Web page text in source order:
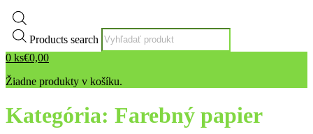
Products search
0 ks€0,00
Žiadne produkty v košíku.
Kategória: Farebný papier